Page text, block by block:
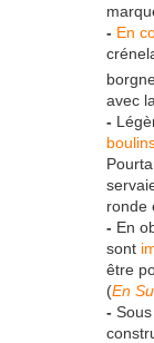
- En
avec
-
ronde
- En
sont
être
(En
-